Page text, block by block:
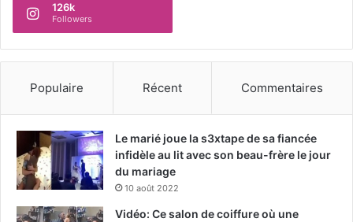
126k
Followers
Populaire Récent Commentaires
Le marié joue la s3xtape de sa fiancée
infidèle au lit avec son beau-frère le jour
du mariage
10 août 2022
Vidéo: Ce salon de coiffure où une